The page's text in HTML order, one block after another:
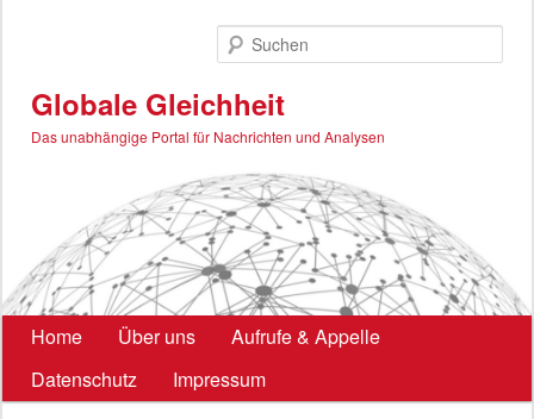
Globale Gleichheit
Das unabhängige Portal für Nachrichten und Analysen
Hauptmenü
Home Über uns
Aufrufe & Appelle
Datenschutz
Impressum